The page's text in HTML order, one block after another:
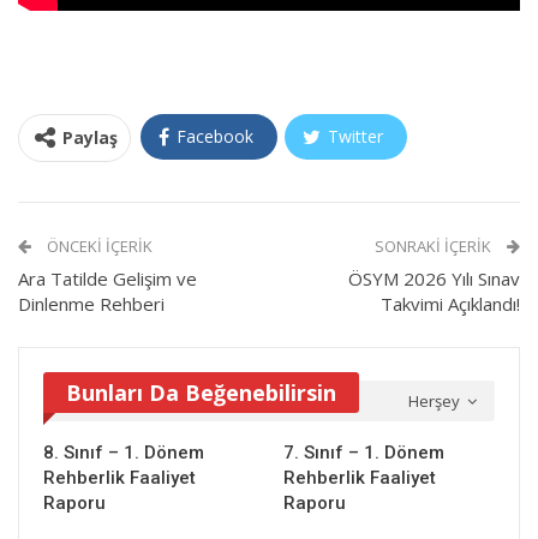
Paylaş Facebook Twitter
ÖNCEKI İÇERIK
Ara Tatilde Gelişim ve
Dinlenme Rehberi
SONRAKI İÇERIK
ÖSYM 2026 Yılı Sınav
Takvimi Açıklandı!
Herşey
Bunları Da Beğenebilirsin
8. Sınıf – 1. Dönem
Rehberlik Faaliyet
Raporu
7. Sınıf – 1. Dönem
Rehberlik Faaliyet
Raporu